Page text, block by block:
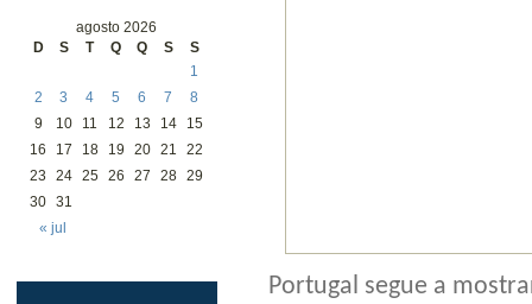
agosto 2026
D
S T Q Q S S
« jul
1
2
3 4 5 6 7
8
9
10 11 12 13 14
15
16
17 18 19 20 21
22
23
24 25 26 27 28 29
30 31
Portugal segue a